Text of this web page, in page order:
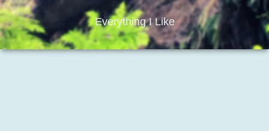
Everything I Like